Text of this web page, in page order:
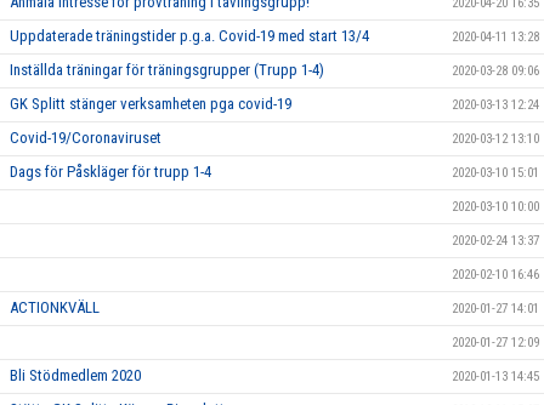
Uppdaterade träningstider p.g.a. Covid-19 med start 13/4 2020-04-11 13:28
Inställda träningar för träningsgrupper (Trupp 1-4) 2020-03-28 09:06
GK Splitt stänger verksamheten pga covid-19 2020-03-13 12:24
Covid-19/Coronaviruset 2020-03-12 13:10
Dags för Påskläger för trupp 1-4 2020-03-10 15:01
2020-03-10 10:00
2020-02-24 13:37
2020-02-10 16:46
ACTIONKVÄLL 2020-01-27 14:01
2020-01-27 12:09
Bli Stödmedlem 2020 2020-01-13 14:45